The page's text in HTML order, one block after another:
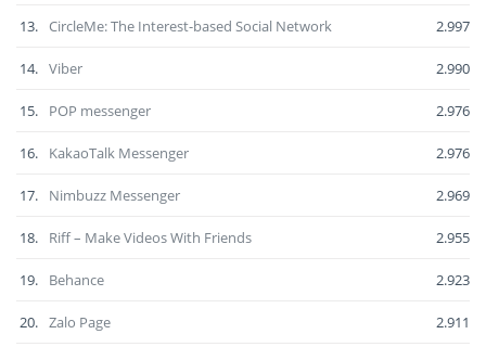
13. CircleMe: The Interest-based Social Network 2.997
14. Viber 2.990
15. POP messenger 2.976
16. KakaoTalk Messenger 2.976
17. Nimbuzz Messenger 2.969
18. Riff – Make Videos With Friends 2.955
19. Behance 2.923
20. Zalo Page 2.911